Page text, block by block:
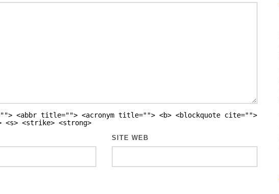
<abbr title=""> <acronym title=""> <b> <blockquote cite="">
<s> <strike> <strong>
SITE WEB